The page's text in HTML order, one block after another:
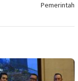
Pemerintah